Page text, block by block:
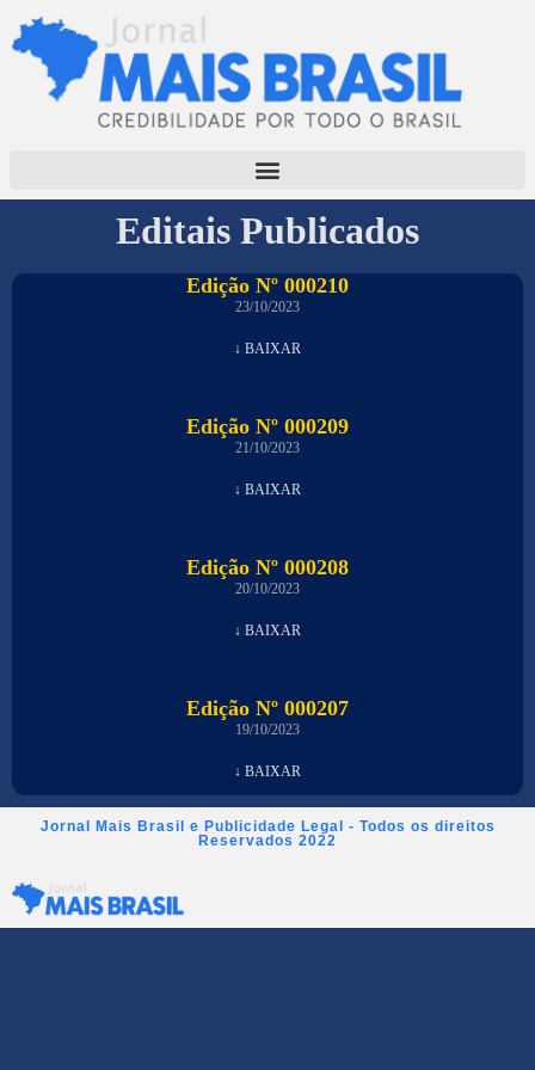
Editais Publicados
Edição Nº 000210
23/10/2023
↓ BAIXAR
Edição Nº 000209
21/10/2023
↓ BAIXAR
Edição Nº 000208
20/10/2023
↓ BAIXAR
Edição Nº 000207
19/10/2023
↓ BAIXAR
Jornal Mais Brasil e Publicidade Legal - Todos os direitos
Reservados 2022